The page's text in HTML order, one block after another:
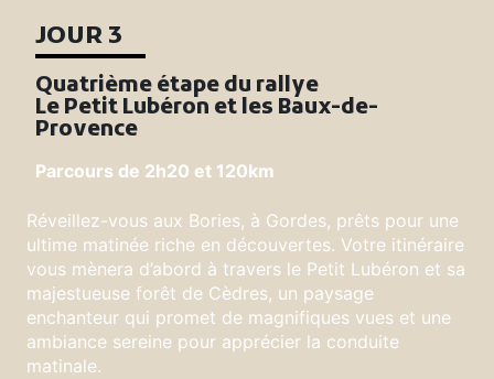
JOUR 3
Quatrième étape du rallye
Le Petit Lubéron et les Baux-de-
Provence
Parcours de 2h20 et 120km
Réveillez-vous aux Bories, à Gordes, prêts pour une
ultime matinée riche en découvertes. Votre itinéraire
vous mènera d’abord à travers le Petit Lubéron et sa
majestueuse forêt de Cèdres, un paysage
enchanteur qui promet de magnifiques vues et une
ambiance sereine pour apprécier la conduite
matinale.